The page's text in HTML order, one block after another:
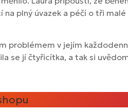
plný úvazek a péčí o tři
problémem v jejím
se jí čtyřicítka, a tak si